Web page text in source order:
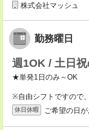
株式会社マッシュ
勤務曜日
週1OK / 土日
★単発1日のみ～OK
※自由シフトですので
休日休暇 ご希望の日が